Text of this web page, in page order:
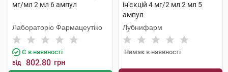
мг/мл 2 мл 6 ампул
Лабораторіо Фармацеутіко
Є в наявності
від 802.80 грн
ін'єкцій 4 мг/2 мл 2 мл 5
ампул
Лубнифарм
Немає в наявності